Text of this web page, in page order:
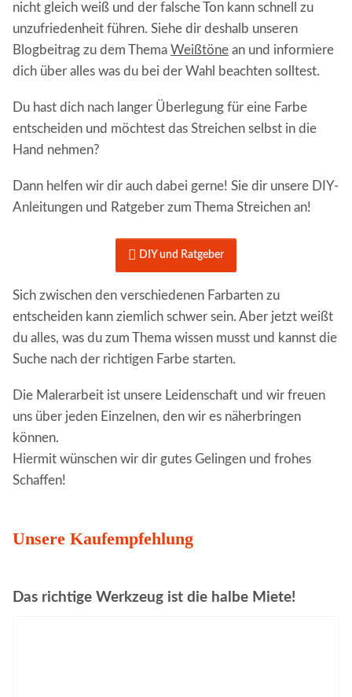
nicht gleich weiß und der falsche Ton kann schnell zu
unzufriedenheit führen. Siehe dir deshalb unseren
Blogbeitrag zu dem Thema Weißtöne an und informiere
dich über alles was du bei der Wahl beachten solltest.
Du hast dich nach langer Überlegung für eine Farbe
entscheiden und möchtest das Streichen selbst in die
Hand nehmen?
Dann helfen wir dir auch dabei gerne! Sie dir unsere DIY-
Anleitungen und Ratgeber zum Thema Streichen an!
 DIY und Ratgeber
Sich zwischen den verschiedenen Farbarten zu
entscheiden kann ziemlich schwer sein. Aber jetzt weißt
du alles, was du zum Thema wissen musst und kannst die
Suche nach der richtigen Farbe starten.
Die Malerarbeit ist unsere Leidenschaft und wir freuen
uns über jeden Einzelnen, den wir es näherbringen
können.
Hiermit wünschen wir dir gutes Gelingen und frohes
Schaffen!
Unsere Kaufempfehlung
Das richtige Werkzeug ist die halbe Miete!